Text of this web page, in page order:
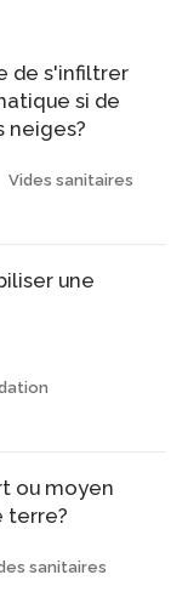
de s'infiltrer
si de
neiges?
Vides sanitaires
une
ou moyen
terre?
sanitaires